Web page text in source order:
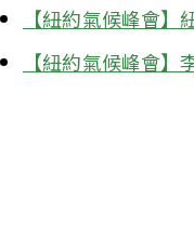
【紐約氣候峰會
【紐約氣候峰會